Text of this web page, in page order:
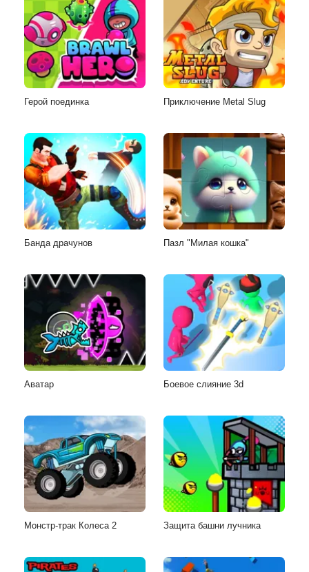
Герой поединка Приключение Metal Slug
Банда драчунов Пазл "Милая кошка"
Аватар Боевое слияние 3d
Монстр-трак Колеса 2 Защита башни лучника